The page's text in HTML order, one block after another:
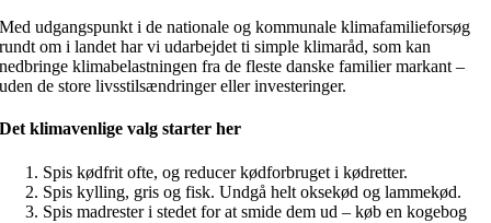
Med udgangspunkt i de nationale og kommunale klimafamilieforsøg
rundt om i landet har vi udarbejdet ti simple klimaråd, som kan
nedbringe klimabelastningen fra de fleste danske familier markant –
uden de store livsstilsændringer eller investeringer.
Det klimavenlige valg starter her
Spis kødfrit ofte, og reducer kødforbruget i kødretter.
Spis kylling, gris og fisk. Undgå helt oksekød og lammekød.
Spis madrester i stedet for at smide dem ud – køb en kogebog